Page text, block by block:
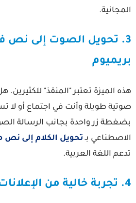
3. تحويل الصوت إلى نص في
الميزة تعتبر "المنقذ" للكثيرين.
طويلة وأنت في اجتماع أو لا
زر واحدة بجانب الرسالة
بـتحويل الكلام إلى نص
اللغة العربية.